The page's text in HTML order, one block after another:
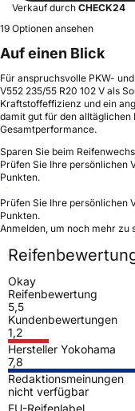
Verkauf durch CHECK24
19 Optionen ansehen
Auf einen Blick
Für anspruchsvolle PKW-
V552 235/55 R20 102 V als
Kraftstoffeffizienz und ein
damit gut für den alltäglichen
Gesamtperformance.
Sparen Sie beim
Prüfen Sie Ihre persönlichen
Punkten.
Prüfen Sie Ihre persönlichen
Punkten.
Anmelden, um noch mehr zu
Okay
Reifenbewertung
5,5
Kundenbewertungen
1,2
Hersteller Yokohama
7,8
Redaktionsmeinungen
nicht verfügbar
EU-Reifenlabel